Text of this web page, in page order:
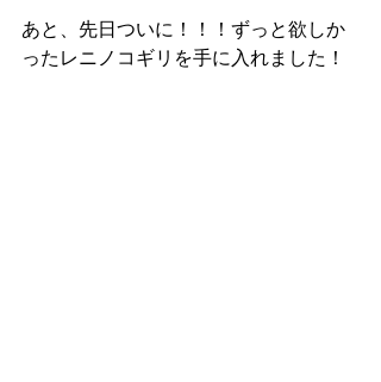
あと、先日ついに！！！ずっと欲しか
ったレニノコギリを手に入れました！